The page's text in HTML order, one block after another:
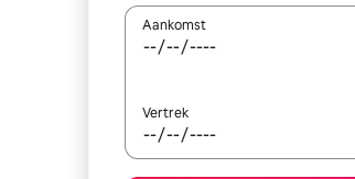
Aankomst
Vertrek